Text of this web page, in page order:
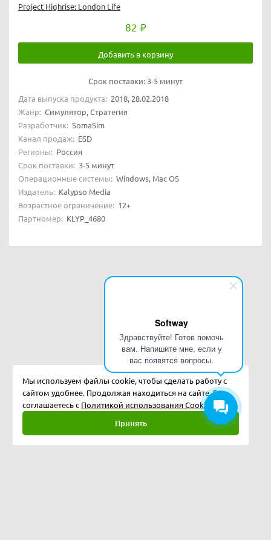
Softway
Здравствуйте! Готов помочь
вам. Напишите мне, если у
вас появятся вопросы.
Project Highrise: London Life
82
Добавить в корзину
Срок поставки: 3-5 минут
Дата выпуска продукта: 2018, 28.02.2018
Жанр: Симулятор, Стратегия
Разработчик: SomaSim
Канал продаж: ESD
Регионы: Россия
Срок поставки: 3-5 минут
Операционные системы: Windows, Mac OS
Издатель: Kalypso Media
Возрастное ограничение: 12+
Партномер: KLYP_4680
Мы используем файлы cookie, чтобы сделать работу с
сайтом удобнее. Продолжая находиться на сайте, Вы
соглашаетесь с Политикой использования Cookies.
Принять